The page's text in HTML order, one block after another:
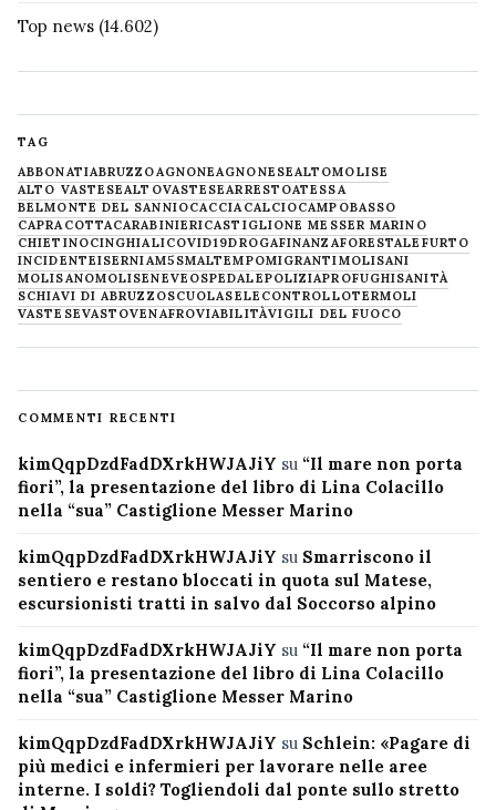
Top news (14.602)
TAG
ABBONATIABRUZZOAGNONEAGNONESEALTOMOLISE
ALTO VASTESEALTOVASTESEARRESTOATESSA
BELMONTE DEL SANNIOCACCIA CALCIOCAMPOBASSO
CAPRACOTTACARABINIERICASTIGLIONE MESSER MARINO
CHIETINOCINGHIALICOVID19DROGAFINANZAFORESTALE FURTO
INCIDENTEISERNIAM5SMALTEMPOMIGRANTIMOLISANI
MOLISANOMOLISENEVE OSPEDALEPOLIZIAPROFUGHISANITÀ
SCHIAVI DI ABRUZZOSCUOLASELECONTROLLOTERMOLI
VASTESEVASTOVENAFROVIABILITÀVIGILI DEL FUOCO
COMMENTI RECENTI
kimQqpDzdFadDXrkHWJAJiY su “Il mare non porta
fiori”, la presentazione del libro di Lina Colacillo
nella “sua” Castiglione Messer Marino
kimQqpDzdFadDXrkHWJAJiY su Smarriscono il
sentiero e restano bloccati in quota sul Matese,
escursionisti tratti in salvo dal Soccorso alpino
kimQqpDzdFadDXrkHWJAJiY su “Il mare non porta
fiori”, la presentazione del libro di Lina Colacillo
nella “sua” Castiglione Messer Marino
kimQqpDzdFadDXrkHWJAJiY su Schlein: «Pagare di
più medici e infermieri per lavorare nelle aree
interne. I soldi? Togliendoli dal ponte sullo stretto